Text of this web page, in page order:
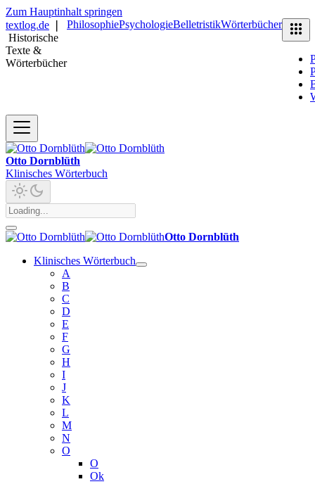
Zum Hauptinhalt springen
textlog.de
Historische
Texte &
Wörterbücher
PhilosophiePsychologieBelletristikWörterbücher
Otto Dornblüth
Klinisches Wörterbuch
Otto Dornblüth
Klinisches Wörterbuch
A
B
C
D
E
F
G
H
I
J
K
L
M
N
O
O
Ok